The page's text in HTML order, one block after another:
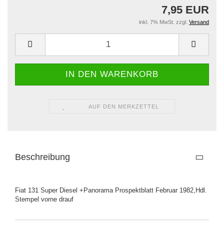
7,95 EUR
inkl. 7% MwSt. zzgl. Versand
AUF DEN MERKZETTEL
Beschreibung
Fiat 131 Super Diesel +Panorama Prospektblatt Februar 1982,Hdl.
Stempel vorne drauf